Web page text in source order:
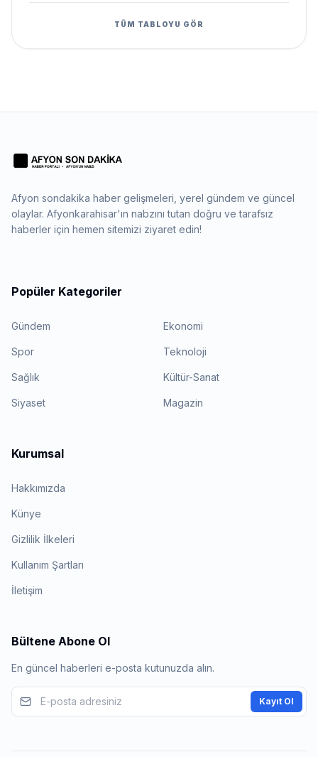
TÜM TABLOYU GÖR
Afyon sondakika haber gelişmeleri, yerel gündem ve güncel
olaylar. Afyonkarahisar'ın nabzını tutan doğru ve tarafsız
haberler için hemen sitemizi ziyaret edin!
Popüler Kategoriler
Gündem Ekonomi
Spor Teknoloji
Sağlık Kültür-Sanat
Siyaset Magazin
Kurumsal
Hakkımızda
Künye
Gizlilik İlkeleri
Kullanım Şartları
İletişim
Bültene Abone Ol
En güncel haberleri e-posta kutunuzda alın.
Kayıt Ol